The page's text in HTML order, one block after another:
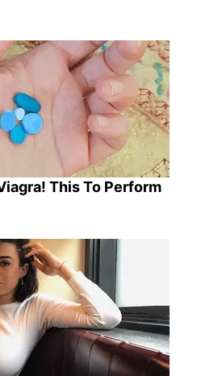
This To Perform